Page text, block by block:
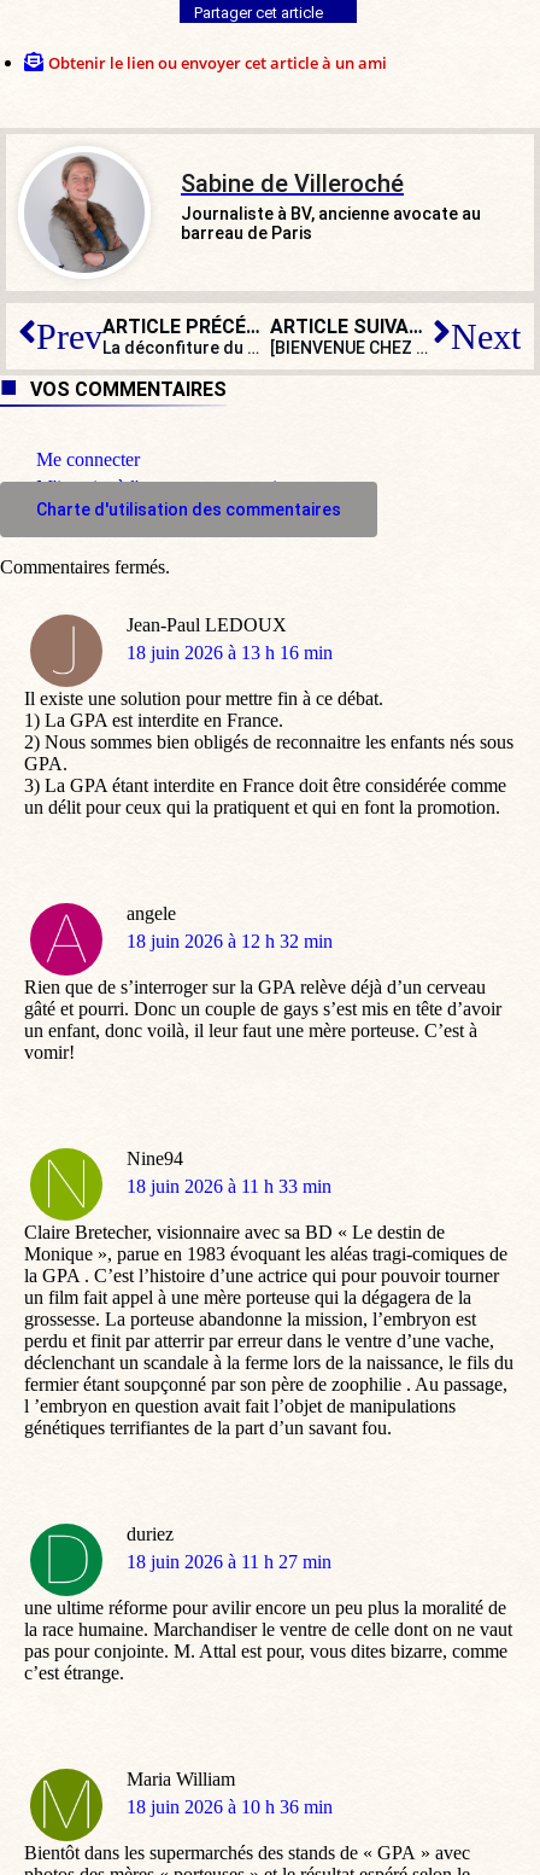
Partager cet article
Obtenir le lien ou envoyer cet article à un ami
Sabine de Villeroché
Journaliste à BV, ancienne avocate au
barreau de Paris
Prev ARTICLE PRÉCÉDENT
La déconfiture du BHV, une histoire si française…
ARTICLE SUIVANT
[BIENVENUE CHEZ LES WOKE] Ils sont partout Next
VOS COMMENTAIRES
Me connecter
M'inscrire à l'espace commentaire
Charte d'utilisation des commentaires
Jean-Paul LEDOUX
dit
18 juin 2026 à 13 h 16 min
Il existe une solution pour mettre fin à ce débat.
1) La GPA est interdite en France.
2) Nous sommes bien obligés de reconnaitre les enfants nés sous
GPA.
3) La GPA étant interdite en France doit être considérée comme
un délit pour ceux qui la pratiquent et qui en font la promotion.
angele
dit
18 juin 2026 à 12 h 32 min
Rien que de s’interroger sur la GPA relève déjà d’un cerveau
gâté et pourri. Donc un couple de gays s’est mis en tête d’avoir
un enfant, donc voilà, il leur faut une mère porteuse. C’est à
vomir!
Nine94
dit
18 juin 2026 à 11 h 33 min
Claire Bretecher, visionnaire avec sa BD « Le destin de
Monique », parue en 1983 évoquant les aléas tragi-comiques de
la GPA . C’est l’histoire d’une actrice qui pour pouvoir tourner
un film fait appel à une mère porteuse qui la dégagera de la
grossesse. La porteuse abandonne la mission, l’embryon est
perdu et finit par atterrir par erreur dans le ventre d’une vache,
déclenchant un scandale à la ferme lors de la naissance, le fils du
fermier étant soupçonné par son père de zoophilie . Au passage,
l ’embryon en question avait fait l’objet de manipulations
génétiques terrifiantes de la part d’un savant fou.
duriez
dit
18 juin 2026 à 11 h 27 min
une ultime réforme pour avilir encore un peu plus la moralité de
la race humaine. Marchandiser le ventre de celle dont on ne vaut
pas pour conjointe. M. Attal est pour, vous dites bizarre, comme
c’est étrange.
Maria William
dit
18 juin 2026 à 10 h 36 min
Bientôt dans les supermarchés des stands de « GPA » avec
Commentaires fermés.